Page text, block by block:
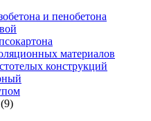
и пенобетона
материалов
конструкций